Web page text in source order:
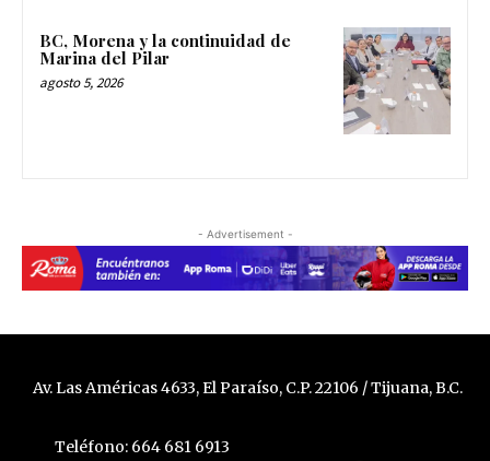
BC, Morena y la continuidad de
Marina del Pilar
agosto 5, 2026
- Advertisement -
Av. Las Américas 4633, El Paraíso, C.P. 22106 / Tijuana, B.C.
Teléfono: 664 681 6913